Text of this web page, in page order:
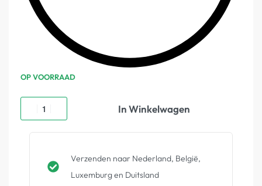
OP VOORRAAD
In Winkelwagen
Verzenden naar Nederland, België,
Luxemburg en Duitsland